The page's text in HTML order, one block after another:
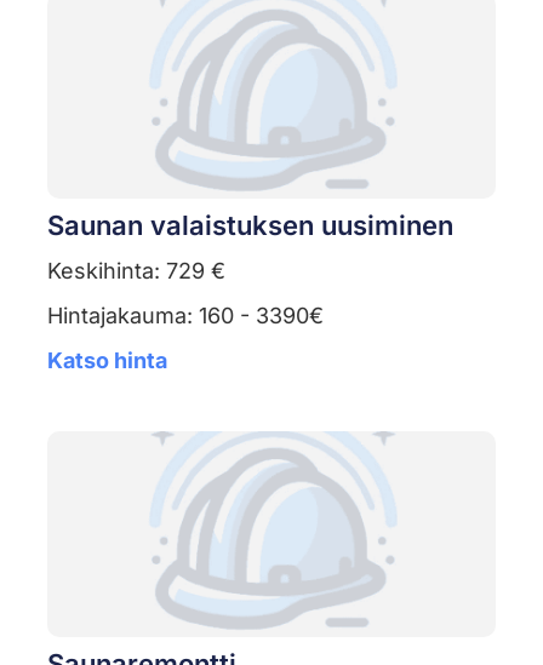
Saunan valaistuksen uusiminen
Keskihinta: 729 €
Hintajakauma: 160 - 3390€
Katso hinta